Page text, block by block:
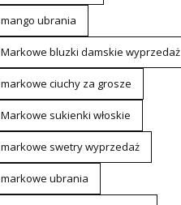
mango ubrania
Markowe bluzki damskie wyprzedaż
markowe ciuchy za grosze
Markowe sukienki włoskie
markowe swetry wyprzedaż
markowe ubrania